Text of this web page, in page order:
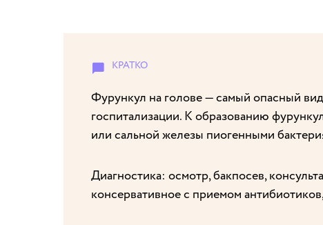
Фурункул на голове — самый опасный
госпитализации. К образованию
или сальной железы пиогенными
Диагностика: осмотр, бакпосев,
консервативное с приемом